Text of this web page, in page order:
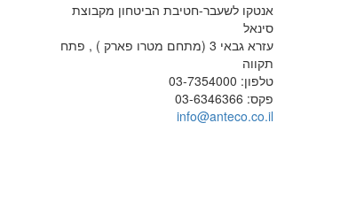
אנטקו לשעבר-חטיבת הביטחון מקבוצת
סינאל
עזרא גבאי 3 (מתחם מטרו פארק ) , פתח
תקווה
טלפון: 03-7354000
פקס: 03-6346366
info@anteco.co.il